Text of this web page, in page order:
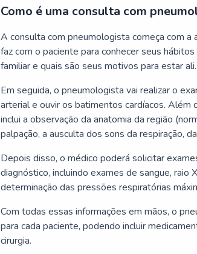
Como é uma consulta com
A consulta com pneumologista começa com
faz com o paciente para conhecer seus
familiar e quais são seus motivos para estar ali.
Em seguida, o pneumologista vai realizar o
arterial e ouvir os batimentos cardíacos. Além
inclui a observação da anatomia da região
palpação, a ausculta dos sons da respiração,
Depois disso, o médico poderá solicitar
diagnóstico, incluindo exames de sangue, raio
determinação das pressões respiratórias
Com todas essas informações em mãos, o
para cada paciente, podendo incluir
cirurgia.